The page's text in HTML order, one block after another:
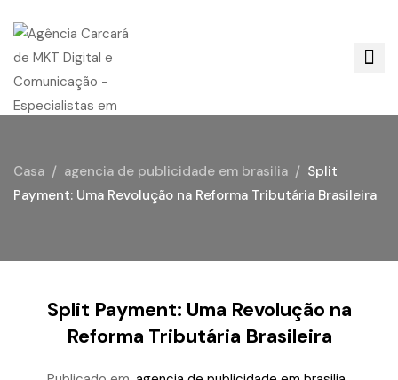
Casa agencia de publicidade em brasilia
Split
Payment: Uma Revolução na Reforma Tributária Brasileira
Split Payment: Uma Revolução na
Reforma Tributária Brasileira